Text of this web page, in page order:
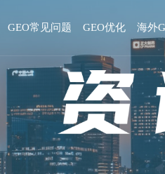
GEO常见问题 GEO优化 海外